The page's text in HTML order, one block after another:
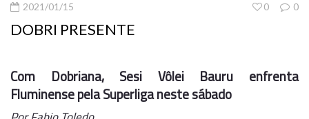
2021/01/15 0
0
DOBRI PRESENTE
Com Dobriana, Sesi Vôlei Bauru enfrenta
Fluminense pela Superliga neste sábado